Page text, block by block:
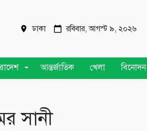
ঢাকা রবিবার, আগস্ট ৯, ২০২৬
আন্তর্জাতিক খেলা বিনোদন
সানী